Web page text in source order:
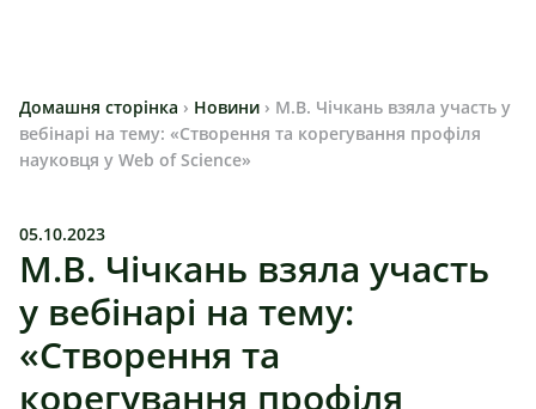
Домашня сторінка › Новини › М.В. Чічкань взяла участь у
вебінарі на тему: «Створення та корегування профіля
науковця у Web of Science»
05.10.2023
М.В. Чічкань взяла участь
у вебінарі на тему:
«Створення та
корегування профіля